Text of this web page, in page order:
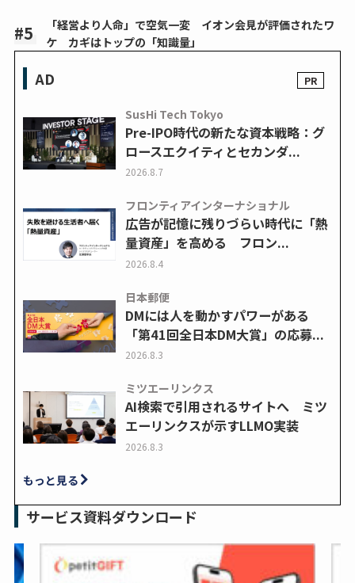
「経営より人命」で空気一変 イオン会見が評価されたワ
ケ カギはトップの「知識量」
AD
SusHi Tech Tokyo
Pre-IPO時代の新たな資本戦略：グ
ロースエクイティとセカンダ...
2026.8.7
フロンティアインターナショナル
広告が記憶に残りづらい時代に「熱
量資産」を高める フロン...
2026.8.4
日本郵便
DMには人を動かすパワーがある
「第41回全日本DM大賞」の応募...
2026.8.3
ミツエーリンクス
AI検索で引用されるサイトへ ミツ
エーリンクスが示すLLMO実装
2026.8.3
もっと見る
サービス資料ダウンロード